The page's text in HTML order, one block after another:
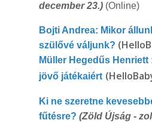
december 23.) (Online)
Bojti Andrea: Mikor
szülővé váljunk?
Müller Hegedűs
jövő játékaiért
Ki ne szeretne
fűtésre? (Zöld Újság -